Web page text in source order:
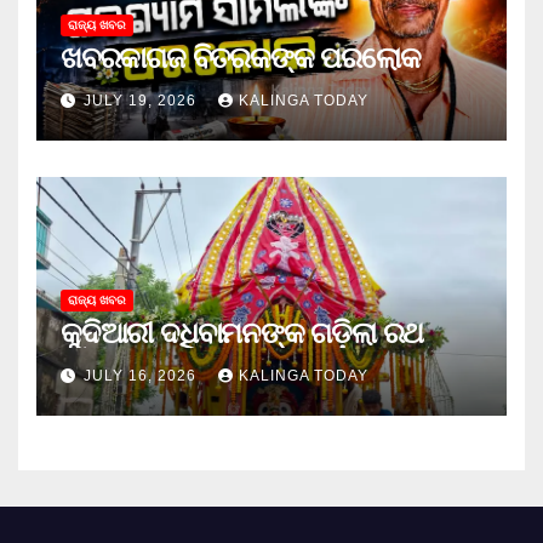
ରାଜ୍ୟ ଖବର
ଖବରକାଗଜ ବିତରକଙ୍କ ପରଲୋକ
JULY 19, 2026 KALINGA TODAY
ରାଜ୍ୟ ଖବର
କୁଦିଆରୀ ଦଧିବାମନଙ୍କ ଗଡ଼ିଲା ରଥ
JULY 16, 2026 KALINGA TODAY